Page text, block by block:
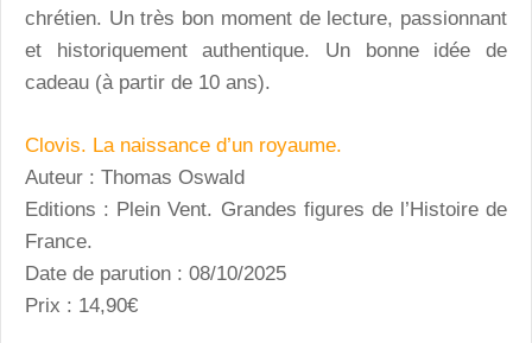
chrétien. Un très bon moment de lecture, passionnant
et historiquement authentique. Un bonne idée de
cadeau (à partir de 10 ans).
Clovis. La naissance d’un royaume.
Auteur : Thomas Oswald
Editions : Plein Vent. Grandes figures de l’Histoire de
France.
Date de parution : 08/10/2025
Prix : 14,90€